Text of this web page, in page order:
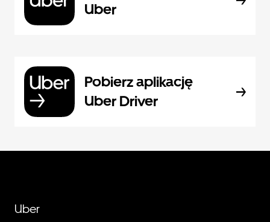
Uber
Pobierz aplikację
Uber Driver
Uber